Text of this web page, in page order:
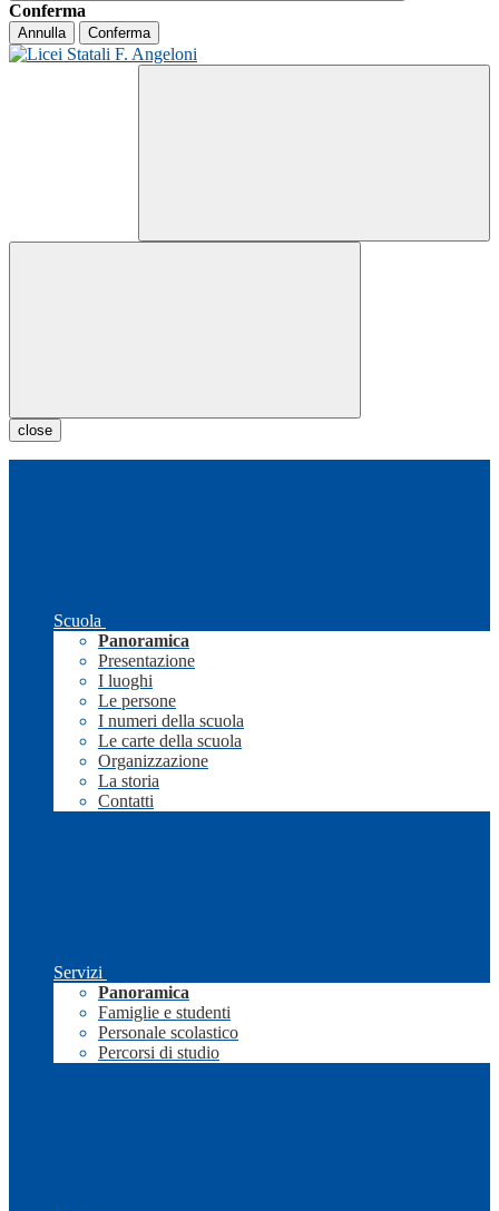
Conferma
Annulla Conferma
close
Scuola
Panoramica
Presentazione
I luoghi
Le persone
I numeri della scuola
Le carte della scuola
Organizzazione
La storia
Contatti
Servizi
Panoramica
Famiglie e studenti
Personale scolastico
Percorsi di studio